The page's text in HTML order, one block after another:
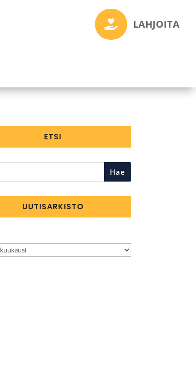
 LAHJOITA
ETSI
Hae
UUTISARKISTO